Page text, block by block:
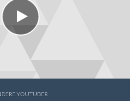
YOUTUBER